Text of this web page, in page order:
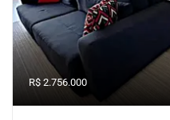
R$ 2.756.000